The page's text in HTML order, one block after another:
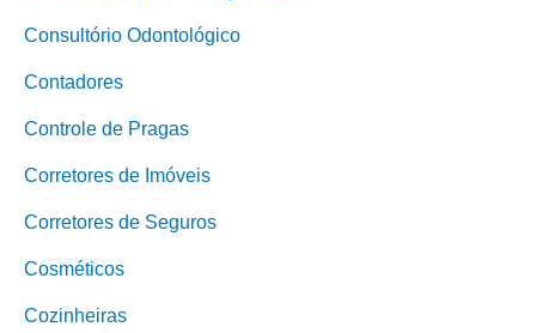
Consultório Odontológico
Contadores
Controle de Pragas
Corretores de Imóveis
Corretores de Seguros
Cosméticos
Cozinheiras